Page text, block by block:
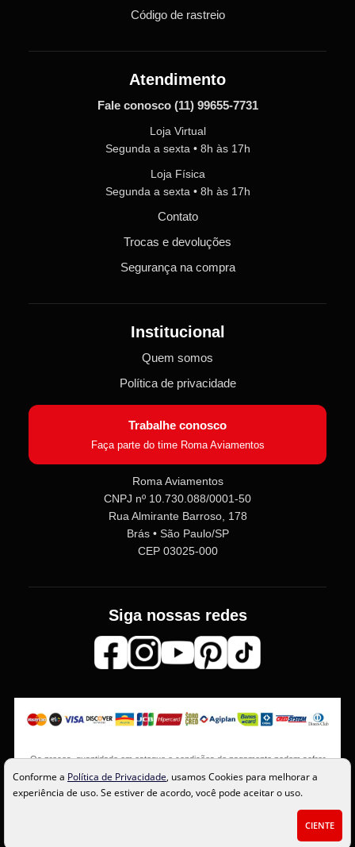
Código de rastreio
Atendimento
Fale conosco (11) 99655-7731
Loja Virtual
Segunda a sexta • 8h às 17h
Loja Física
Segunda a sexta • 8h às 17h
Contato
Trocas e devoluções
Segurança na compra
Institucional
Quem somos
Política de privacidade
Trabalhe conosco
Faça parte do time Roma Aviamentos
Roma Aviamentos
CNPJ nº 10.730.088/0001-50
Rua Almirante Barroso, 178
Brás • São Paulo/SP
CEP 03025-000
Siga nossas redes
Os preços, quantidade em estoque e condições de pagamento podem sofrer
alterações sem aviso prévio. Imagens meramente ilustrativas.
Conforme a Política de Privacidade , usamos Cookies para melhorar a
experiência de uso. Se estiver de acordo, você pode aceitar o uso.
CIENTE